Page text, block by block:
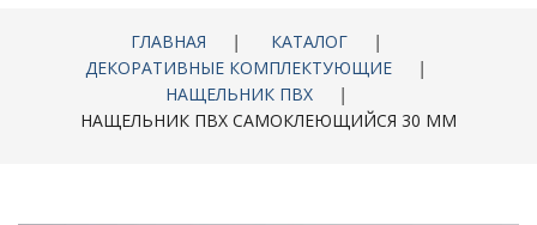
ГЛАВНАЯ | КАТАЛОГ
|
ДЕКОРАТИВНЫЕ КОМПЛЕКТУЮЩИЕ
|
НАЩЕЛЬНИК ПВХ
|
НАЩЕЛЬНИК ПВХ САМОКЛЕЮЩИЙСЯ 30 ММ